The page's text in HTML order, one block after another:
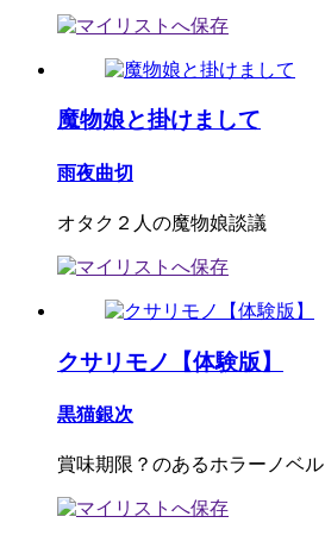
魔物娘と掛けまして
雨夜曲切
オタク２人の魔物娘談議
クサリモノ【体験版】
黒猫銀次
賞味期限？のあるホラーノベル